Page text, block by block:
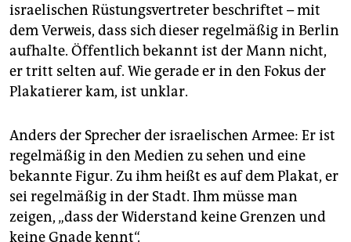
israelischen Rüstungsvertreter beschriftet – mit
dem Verweis, dass sich dieser regelmäßig in Berlin
aufhalte. Öffentlich bekannt ist der Mann nicht,
er tritt selten auf. Wie gerade er in den Fokus der
Plakatierer kam, ist unklar.
Anders der Sprecher der israelischen Armee: Er ist
regelmäßig in den Medien zu sehen und eine
bekannte Figur. Zu ihm heißt es auf dem Plakat, er
sei regelmäßig in der Stadt. Ihm müsse man
zeigen, „dass der Widerstand keine Grenzen und
keine Gnade kennt“.